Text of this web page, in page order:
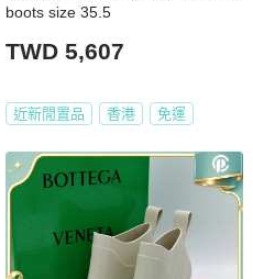
boots size 35.5
TWD 5,607
近新閒置品 香港 免運